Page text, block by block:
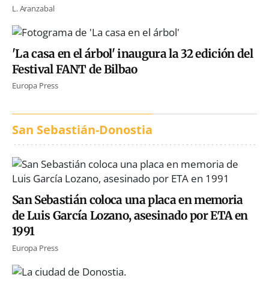
L. Aranzabal
'La casa en el árbol' inaugura la 32 edición del
Festival FANT de Bilbao
Europa Press
San Sebastián-Donostia
San Sebastián coloca una placa en memoria
de Luis García Lozano, asesinado por ETA en
1991
Europa Press